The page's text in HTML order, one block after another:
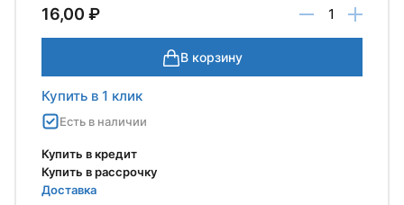
16,00 ₽
В корзину
Купить в 1 клик
Есть в наличии
Купить в кредит
Купить в рассрочку
Доставка